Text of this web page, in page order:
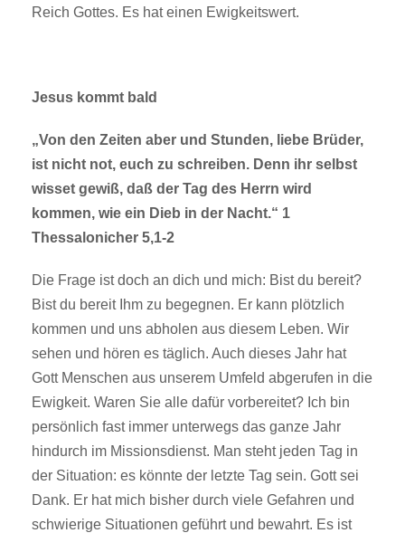
Reich Gottes. Es hat einen Ewigkeitswert.
Jesus kommt bald
„Von den Zeiten aber und Stunden, liebe Brüder,
ist nicht not, euch zu schreiben. Denn ihr selbst
wisset gewiß, daß der Tag des Herrn wird
kommen, wie ein Dieb in der Nacht.“ 1
Thessalonicher 5,1-2
Die Frage ist doch an dich und mich: Bist du bereit?
Bist du bereit Ihm zu begegnen. Er kann plötzlich
kommen und uns abholen aus diesem Leben. Wir
sehen und hören es täglich. Auch dieses Jahr hat
Gott Menschen aus unserem Umfeld abgerufen in die
Ewigkeit. Waren Sie alle dafür vorbereitet? Ich bin
persönlich fast immer unterwegs das ganze Jahr
hindurch im Missionsdienst. Man steht jeden Tag in
der Situation: es könnte der letzte Tag sein. Gott sei
Dank. Er hat mich bisher durch viele Gefahren und
schwierige Situationen geführt und bewahrt. Es ist